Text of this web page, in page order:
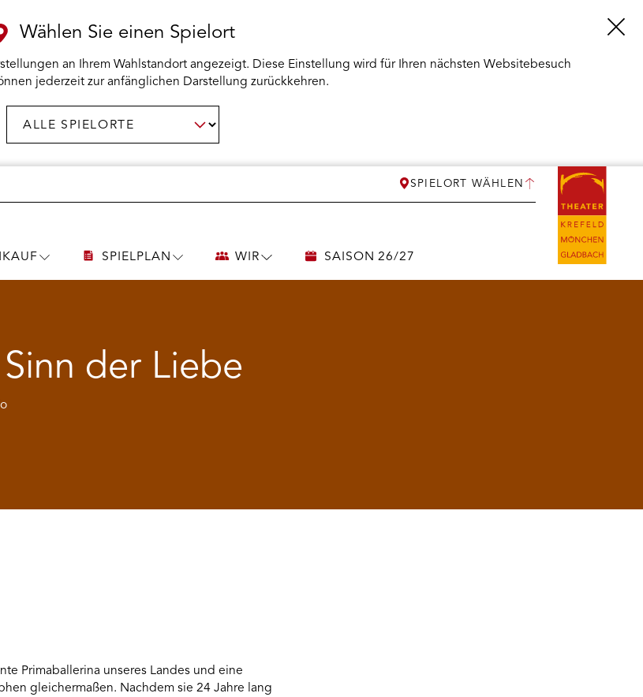
SPIELORT WÄHLEN
Wählen Sie einen Spielort
an Ihrem Wahlstandort angezeigt. Diese Einstellung wird für Ihren nächsten Websitebesuch
jederzeit zur anfänglichen Darstellung zurückkehren.
UNTERMENÜSPIELPLAN UNTERMENÜ
WIR UNTERMENÜSAISON 26/27
der Liebe
Primaballerina unseres Landes und eine
gleichermaßen. Nachdem sie 24 Jahre lang